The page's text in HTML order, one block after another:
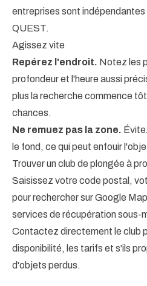
entreprises sont
QUEST.
Agissez vite
Repérez l'endroit. Notez les
profondeur et l'heure aussi
plus la recherche commence
chances.
Ne remuez pas la zone.
le fond, ce qui peut enfouir
Trouver un club de plongée à
Saisissez votre code postal,
pour rechercher sur Google
services de récupération sous-
Contactez directement le club
disponibilité, les tarifs et s'ils
d'objets perdus.